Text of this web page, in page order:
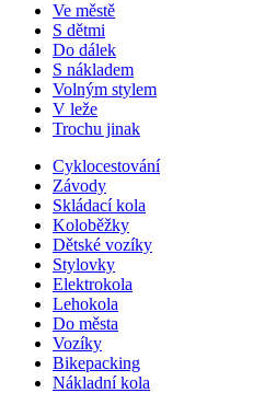
Ve městě
S dětmi
Do dálek
S nákladem
Volným stylem
V leže
Trochu jinak
Cyklocestování
Závody
Skládací kola
Koloběžky
Dětské vozíky
Stylovky
Elektrokola
Lehokola
Do města
Vozíky
Bikepacking
Nákladní kola